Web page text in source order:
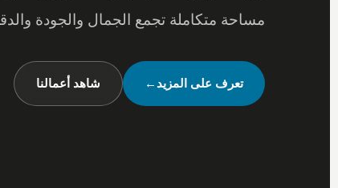
متكاملة تعكس شخصيتك وأسلوب حياتك.
شاهد تصميماتنا← تواصل معنا